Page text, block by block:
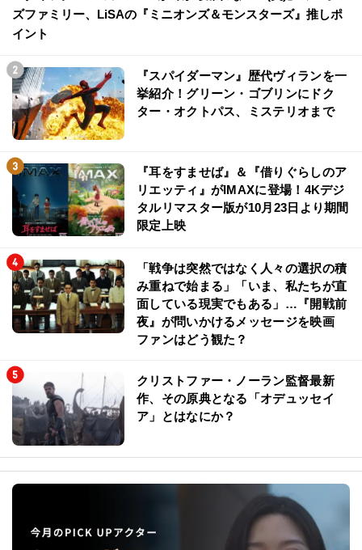
ズファミリー、LiSAの『ミニオンズ＆モンスターズ』推しポ
イント
『スパイダーマン』歴代ヴィランを一
挙紹介！グリーン・ゴブリンにドク
ター・オクトパス、ミステリオまで
『耳をすませば』＆『借りぐらしのア
リエッティ』がIMAXに登場！4Kデジ
タルリマスター版が10月23日より期間
限定上映
「戦争は突然ではなく人々の選択の積
み重ねで始まる」「いま、私たちが直
面している現実でもある」…『開戦前
夜』が問いかけるメッセージを映画
ファンはどう観た？
クリストファー・ノーラン監督最新
作、その原典となる「オデュッセイ
ア」とはなにか？